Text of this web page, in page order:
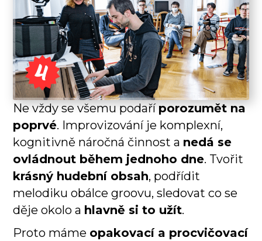
Ne vždy se všemu podaříporozumět na
poprvé. Improvizování je komplexní,
kognitivně náročná činnost a nedá se
ovládnout během jednoho dne. Tvořit
krásný hudební obsah, podřídit
melodiku obálce groovu, sledovat co se
děje okolo a hlavně si to užít.
Proto máme opakovací a procvičovací